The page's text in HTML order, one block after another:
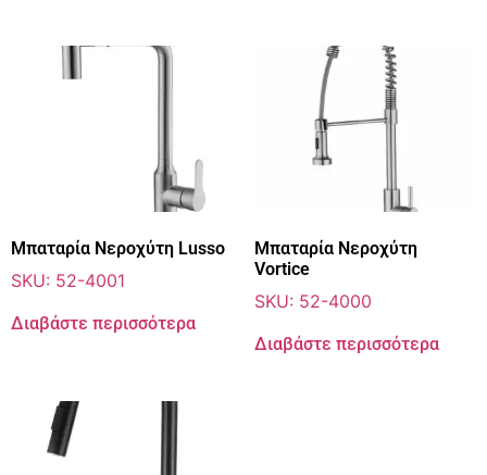
Μπαταρία Νεροχύτη Lusso
SKU: 52-4001
Διαβάστε περισσότερα
Μπαταρία Νεροχύτη
Vortice
SKU: 52-4000
Διαβάστε περισσότερα